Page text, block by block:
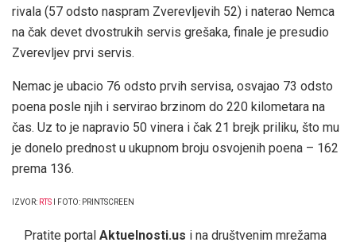
rivala (57 odsto naspram Zverevljevih 52) i naterao Nemca
na čak devet dvostrukih servis grešaka, finale je presudio
Zverevljev prvi servis.
Nemac je ubacio 76 odsto prvih servisa, osvajao 73 odsto
poena posle njih i servirao brzinom do 220 kilometara na
čas. Uz to je napravio 50 vinera i čak 21 brejk priliku, što mu
je donelo prednost u ukupnom broju osvojenih poena – 162
prema 136.
IZVOR: RTS I FOTO: PRINTSCREEN
Pratite portal Aktuelnosti.us i na društvenim mrežama